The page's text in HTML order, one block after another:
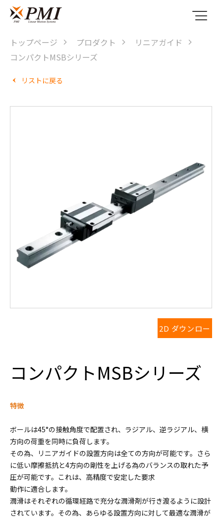
トップページ プロダクト
リニアガイド
コンパクトMSBシリーズ
リストに戻る
コンパクトMSBシリーズ
特徴
ボールは45°の接触角度で配置され、ラジアル、逆ラジアル、横
方向の荷重を同時に負荷します。
その為、リニアガイドの設置方向は全ての方向が可能です。さら
に低い摩擦抵抗と4方向の剛性を上げる為のバランスの取れた予
圧が可能です。これは、高精度で安定した要求
動作に適合します。
潤滑はそれぞれの循環経路で充分な潤滑剤が行き渡るように設計
されています。その為、あらゆる設置方向に対して最適な潤滑が
2D ダウンロー